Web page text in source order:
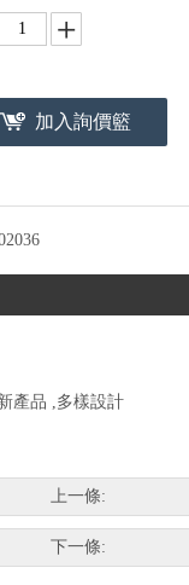
加入詢價籃
產品 ,多樣設計
上一條:
下一條: